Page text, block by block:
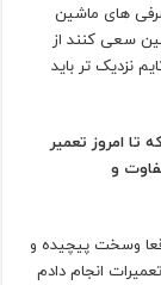
های ماشین
سعی کنند از
نزدیک تر باید
تا امروز تعمیر
و
وسخت پیچیده و
انجام دادم